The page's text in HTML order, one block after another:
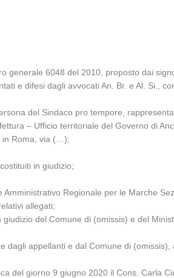
generale 6048 del 2010, proposto dai
e difesi dagli avvocati An. Br. e Al. Si.,
del Sindaco pro tempore,
– Ufficio territoriale del Governo di
in Roma, via (…);
in giudizio;
Amministrativo Regionale per le Marche
allegati;
del Comune di (omissis) e del
dagli appellanti e dal Comune di
del giorno 9 giugno 2020 il Cons. Carla